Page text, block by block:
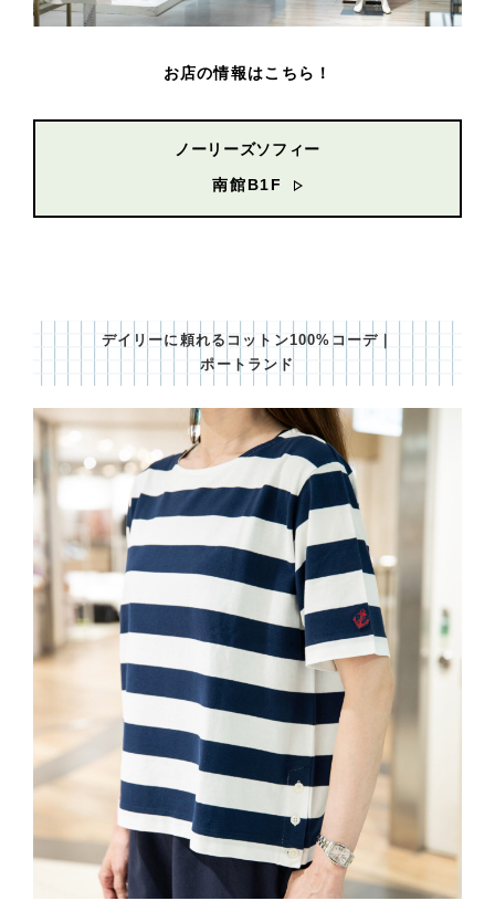
お店の情報はこちら！
ノーリーズソフィー
南館B1F
デイリーに頼れるコットン100%コーデ｜
ポートランド